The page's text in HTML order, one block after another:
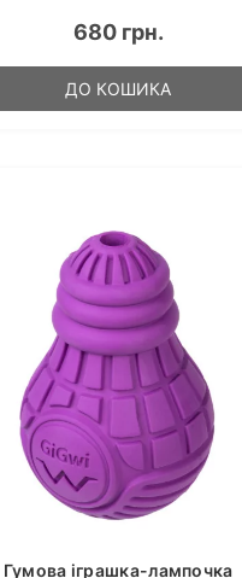
680 грн.
ДО КОШИКА
Гумова іграшка-лампочка